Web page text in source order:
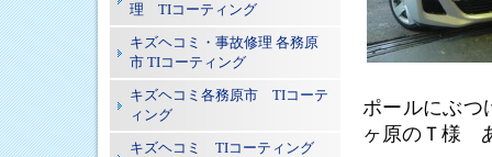
ポールにぶつ
ヶ原のＴ様
理 TIコーティング
キズヘコミ・事故修理 各務原
市 TIコーティング
キズヘコミ各務原市 TIコーテ
ィング
キズヘコミ TIコーティング